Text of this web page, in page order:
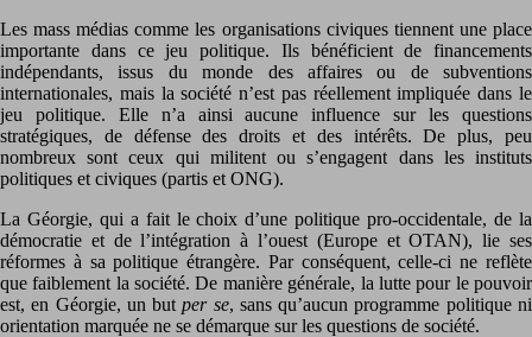
Les mass médias comme les organisations civiques tiennent une place
importante dans ce jeu politique. Ils bénéficient de financements
indépendants, issus du monde des affaires ou de subventions
internationales, mais la société n’est pas réellement impliquée dans le
jeu politique. Elle n’a ainsi aucune influence sur les questions
stratégiques, de défense des droits et des intérêts. De plus, peu
nombreux sont ceux qui militent ou s’engagent dans les instituts
politiques et civiques (partis et ONG).
La Géorgie, qui a fait le choix d’une politique pro-occidentale, de la
démocratie et de l’intégration à l’ouest (Europe et OTAN), lie ses
réformes à sa politique étrangère. Par conséquent, celle-ci ne reflète
que faiblement la société. De manière générale, la lutte pour le pouvoir
est, en Géorgie, un butper se, sans qu’aucun programme politique ni
orientation marquée ne se démarque sur les questions de société.